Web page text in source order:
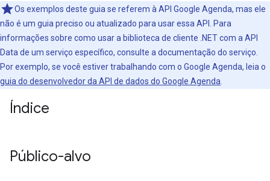
Os exemplos deste guia se referem à API Google Agenda, mas ele
não é um guia preciso ou atualizado para usar essa API. Para
informações sobre como usar a biblioteca de cliente .NET com a API
Data de um serviço específico, consulte a documentação do serviço.
Por exemplo, se você estiver trabalhando com o Google Agenda, leia o
guia do desenvolvedor da API de dados do Google Agenda
Índice
Público-alvo